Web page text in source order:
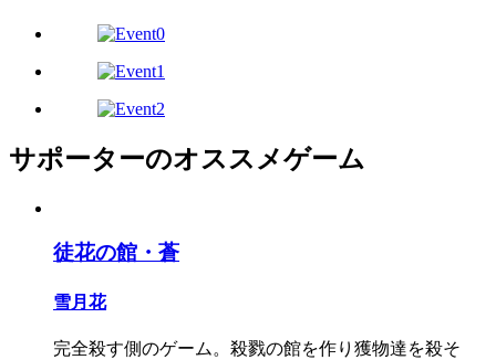
サポーターのオススメゲーム
徒花の館・蒼
雪月花
完全殺す側のゲーム。殺戮の館を作り獲物達を殺そ